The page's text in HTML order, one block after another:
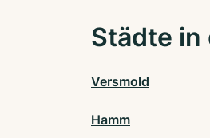
Städte in
Versmold
Hamm